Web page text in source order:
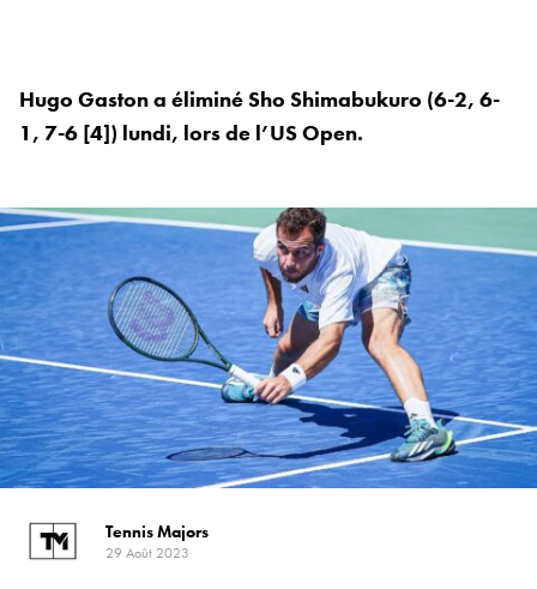
Hugo Gaston a éliminé Sho Shimabukuro (6-2, 6-
1, 7-6 [4]) lundi, lors de l’US Open.
Tennis Majors
29 Août 2023